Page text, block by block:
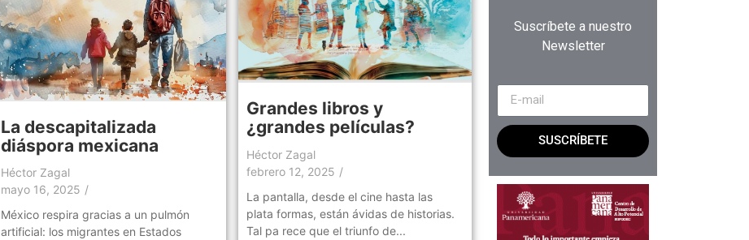
La descapitalizada
diáspora mexicana
Héctor Zagal
mayo 16, 2025 /
México respira gracias a un pulmón
artificial: los migrantes en Estados
Grandes libros y
¿grandes películas?
Héctor Zagal
febrero 12, 2025 /
La pantalla, desde el cine hasta las
plata formas, están ávidas de historias.
Tal pa rece que el triunfo de...
Suscríbete a nuestro
Newsletter
SUSCRÍBETE